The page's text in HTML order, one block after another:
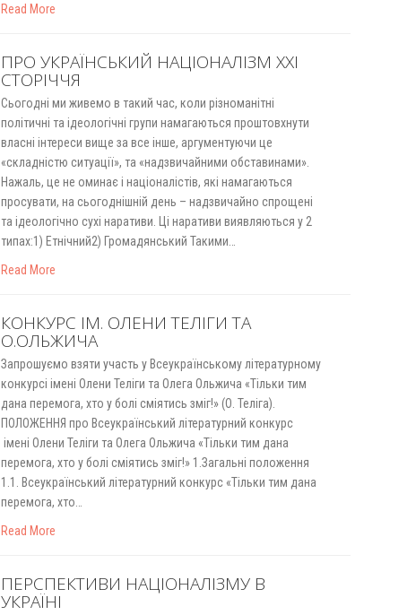
Read More
ПРО УКРАЇНСЬКИЙ НАЦІОНАЛІЗМ ХХІ
СТОРІЧЧЯ
Сьогодні ми живемо в такий час, коли різноманітні
політичні та ідеологічні групи намагаються проштовхнути
власні інтереси вище за все інше, аргументуючи це
«складністю ситуації», та «надзвичайними обставинами».
Нажаль, це не оминає і націоналістів, які намагаються
просувати, на сьогоднішній день – надзвичайно спрощені
та ідеологічно сухі наративи. Ці наративи виявляються у 2
типах:1) Етнічний2) Громадянський Такими…
Read More
КОНКУРС ІМ. ОЛЕНИ ТЕЛІГИ ТА
О.ОЛЬЖИЧА
Запрошуємо взяти участь у Всеукраїнському літературному
конкурсі імені Олени Теліги та Олега Ольжича «Тільки тим
дана перемога, хто у болі сміятись зміг!» (О. Теліга).
ПОЛОЖЕННЯ про Всеукраїнський літературний конкурс
імені Олени Теліги та Олега Ольжича «Тільки тим дана
перемога, хто у болі сміятись зміг!» 1.Загальні положення
1.1. Всеукраїнський літературний конкурс «Тільки тим дана
перемога, хто…
Read More
ПЕРСПЕКТИВИ НАЦІОНАЛІЗМУ В
УКРАЇНІ